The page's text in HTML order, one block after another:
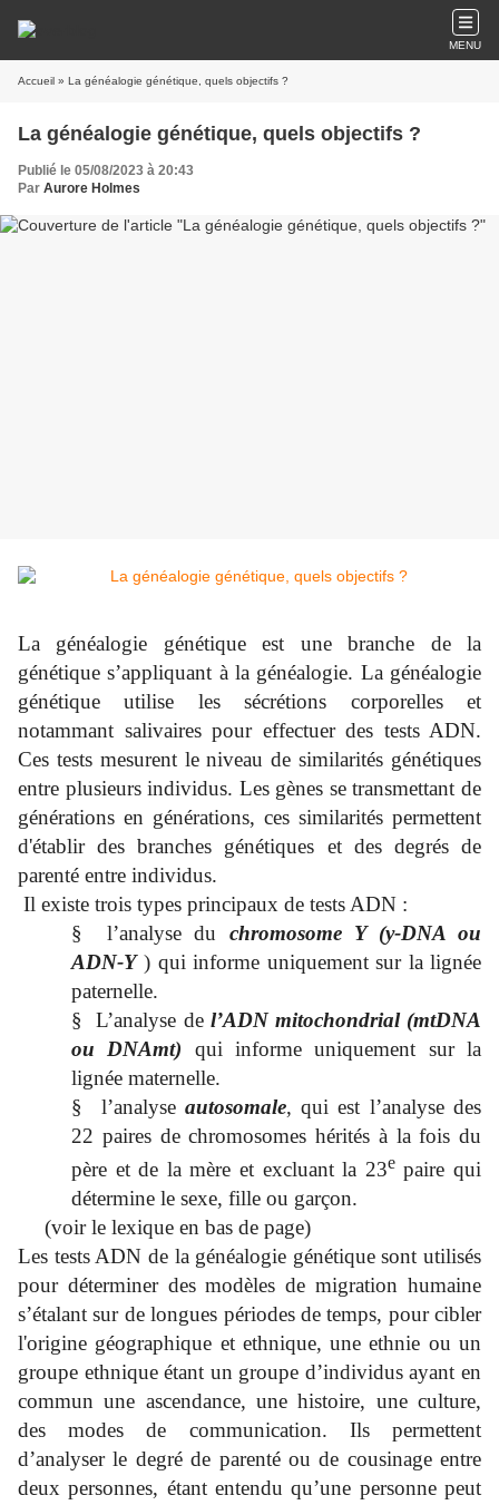
MENU
Accueil » La généalogie génétique, quels objectifs ?
La généalogie génétique, quels objectifs ?
Publié le 05/08/2023 à 20:43
Par Aurore Holmes
La généalogie génétique est une branche de la
génétique s’appliquant à la généalogie. La généalogie
génétique utilise les sécrétions corporelles et
notammant salivaires pour effectuer des tests ADN.
Ces tests mesurent le niveau de similarités génétiques
entre plusieurs individus. Les gènes se transmettant de
générations en générations, ces similarités permettent
d'établir des branches génétiques et des degrés de
parenté entre individus.
Il existe trois types principaux de tests ADN :
§
l’analyse du chromosome Y (y-DNA ou
ADN-Y) qui informe uniquement sur la lignée
paternelle.
§
L’analyse de l’ADN mitochondrial (mtDNA
ou DNAmt) qui informe uniquement sur la
lignée maternelle.
§
l’analyse autosomale, qui est l’analyse des
22 paires de chromosomes hérités à la fois du
père et de la mère et excluant la 23epaire qui
détermine le sexe, fille ou garçon.
(voir le lexique en bas de page)
Les tests ADN de la généalogie génétique sont utilisés
pour déterminer des modèles de migration humaine
s’étalant sur de longues périodes de temps, pour cibler
l'origine géographique et ethnique, une ethnie ou un
groupe ethnique étant un groupe d’individus ayant en
commun une ascendance, une histoire, une culture,
des modes de communication. Ils permettent
d’analyser le degré de parenté ou de cousinage entre
deux personnes, étant entendu qu’une personne peut